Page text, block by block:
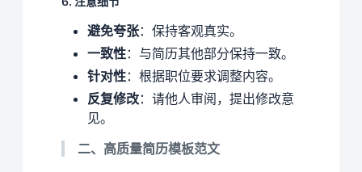
避免夸张：保持客观真实。
一致性：与简历其他部分保持一致。
针对性：根据职位要求调整内容。
反复修改：请他人审阅，提出修改意
见。
二、高质量简历模板范文